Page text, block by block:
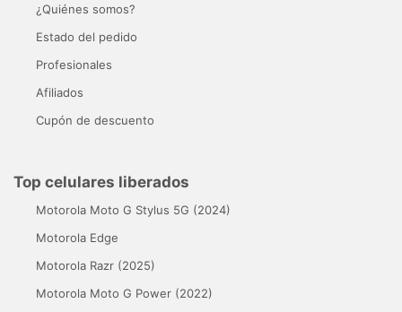
¿Quiénes somos?
Estado del pedido
Profesionales
Afiliados
Cupón de descuento
Top celulares liberados
Motorola Moto G Stylus 5G (2024)
Motorola Edge
Motorola Razr (2025)
Motorola Moto G Power (2022)